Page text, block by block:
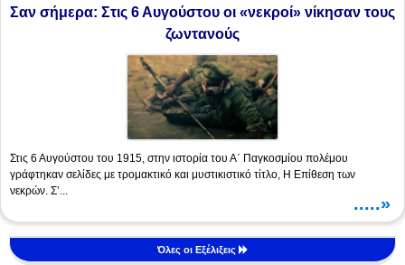
Σαν σήμερα: Στις 6 Αυγούστου οι «νεκροί» νίκησαν τους
ζωντανούς
Στις 6 Αυγούστου του 1915, στην ιστορία του Α΄ Παγκοσμίου πολέμου
γράφτηκαν σελίδες με τρομακτικό και μυστικιστικό τίτλο, Η Επίθεση των
νεκρών. Σ’...
.....»
Όλες οι Εξέλιξεις